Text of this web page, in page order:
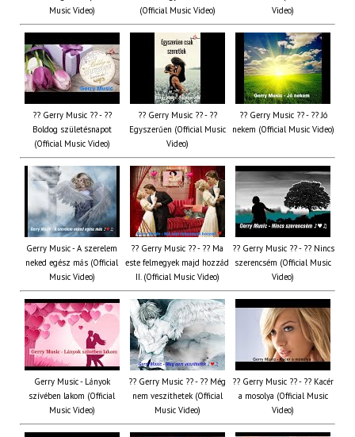
Music Video)
(Official Music Video)
Video)
?? Gerry Music ?? - ??
Boldog születésnapot
(Official Music Video)
?? Gerry Music ?? - ??
Egyszerűen (Official Music
Video)
?? Gerry Music ?? - ?? Jó
nekem (Official Music Video)
Gerry Music - A szerelem
neked egész más (Official
Music Video)
?? Gerry Music ?? - ?? Ma
este felmegyek majd hozzád
II. (Official Music Video)
?? Gerry Music ?? - ?? Nincs
szerencsém (Official Music
Video)
Gerry Music - Lányok
szívében lakom (Official
Music Video)
?? Gerry Music ?? - ?? Még
nem veszíthetek (Official
Music Video)
?? Gerry Music ?? - ?? Kacér
a mosolya (Official Music
Video)